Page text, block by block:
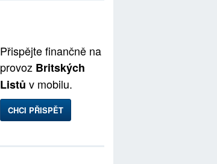
Přispějte finančně na
provoz Britských
Listů v mobilu.
CHCI PŘISPĚT